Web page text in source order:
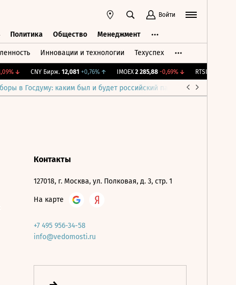
Войти
Политика Общество Менеджмент
Инновации и технологии Техуспех
↓ CNY Бирж. 12,081 +0,76%↑ IMOEX 2 285,88 -0,69%↓ RTSI 884,56
в Госдуму: каким был и будет российский парламент
Контакты
127018, г. Москва, ул. Полковая, д. 3, стр. 1
На карте
+7 495 956-34-58
info@vedomosti.ru